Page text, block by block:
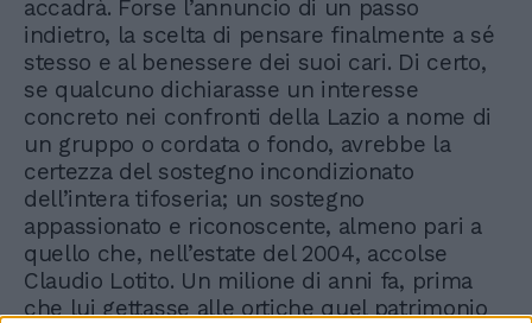
accadrà. Forse l’annuncio di un passo
indietro, la scelta di pensare finalmente a sé
stesso e al benessere dei suoi cari. Di certo,
se qualcuno dichiarasse un interesse
concreto nei confronti della Lazio a nome di
un gruppo o cordata o fondo, avrebbe la
certezza del sostegno incondizionato
dell’intera tifoseria; un sostegno
appassionato e riconoscente, almeno pari a
quello che, nell’estate del 2004, accolse
Claudio Lotito. Un milione di anni fa, prima
che lui gettasse alle ortiche quel patrimonio